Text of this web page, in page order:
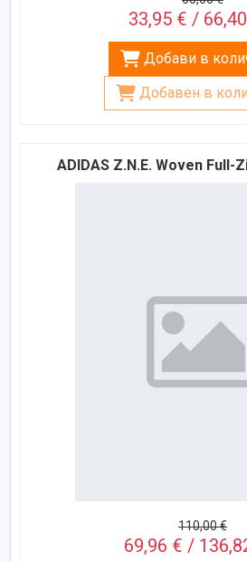
33,95 € /
Добави в
Добавен в
ADIDAS Z.N.E. Woven Full-
110,00 €
69,96 € /